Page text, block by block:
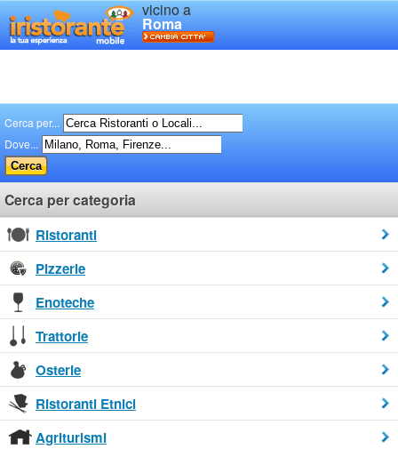
vicino a
Roma
Cerca per...
Dove...
Cerca per categoria
Ristoranti
Pizzerie
Enoteche
Trattorie
Osterie
Ristoranti Etnici
Agriturismi